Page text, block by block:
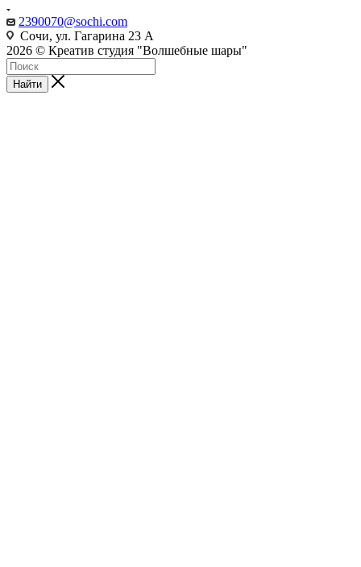
2390070@sochi.com
Сочи, ул. Гагарина 23 А
2026 © Креатив студия "Волшебные шары"
Найти